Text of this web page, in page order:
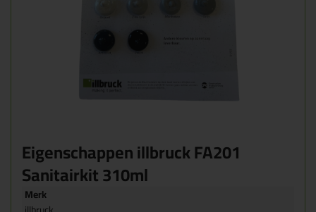
Eigenschappen illbruck FA201
Sanitairkit 310ml
Merk